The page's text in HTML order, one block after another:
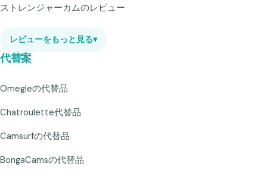
ストレンジャーカムのレビュー
レビューをもっと見る▾
代替案
Omegleの代替品
Chatroulette代替品
Camsurfの代替品
BongaCamsの代替品